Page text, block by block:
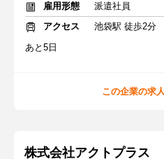
雇用形態
派遣社員
アクセス
池袋駅 徒歩2分
あと5日
この企業の求
株式会社アクトプラス